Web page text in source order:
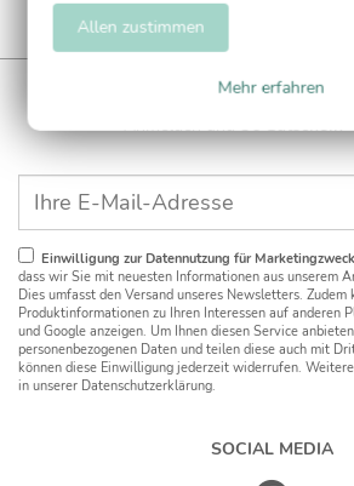
WUNDERKARTEN
Anmelden und5€ Gutschein
Einwilligung zur Datennutzung für
dass wir Sie mit neuesten Informationen aus unserem
Dies umfasst den Versand unseres Newsletters. Zudem
Produktinformationen zu Ihren Interessen auf anderen
und Google anzeigen. Um Ihnen diesen Service
personenbezogenen Daten und teilen diese auch mit
können diese Einwilligung jederzeit widerrufen.
in unserer Datenschutzerklärung.
SOCIAL MEDIA
Mehr erfahren
Allen zustimmen